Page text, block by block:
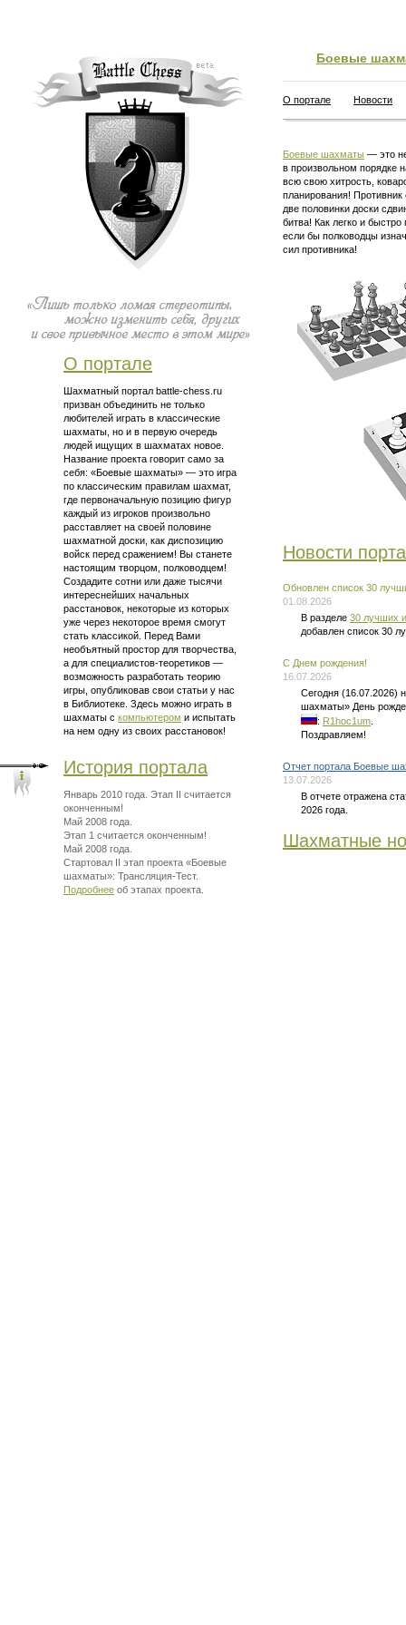
О портале
Шахматный портал battle-chess.ru
призван объединить не только
любителей играть в классические
шахматы, но и в первую очередь
людей ищущих в шахматах новое.
Название проекта говорит само за
себя: «Боевые шахматы» — это игра
по классическим правилам шахмат,
где первоначальную позицию фигур
каждый из игроков произвольно
расставляет на своей половине
шахматной доски, как диспозицию
войск перед сражением! Вы станете
настоящим творцом, полководцем!
Создадите сотни или даже тысячи
интереснейших начальных
расстановок, некоторые из которых
уже через некоторое время смогут
стать классикой. Перед Вами
необъятный простор для творчества,
а для специалистов-теоретиков —
возможность разработать теорию
игры, опубликовав свои статьи у нас
в Библиотеке. Здесь можно играть в
шахматы с компьютером и испытать
на нем одну из своих расстановок!
История портала
Январь 2010 года. Этап II считается
оконченным!
Май 2008 года.
Этап 1 считается оконченным!
Май 2008 года.
Стартовал II этап проекта «Боевые
шахматы»: Трансляция-Тест.
Подробнее об этапах проекта.
Боевые
О портале Новости
Боевые шахматы — это
в произвольном порядке
всю свою хитрость,
планирования!
две половинки доски
битва! Как легко и
если бы полководцы
сил противника!
Новости
Обновлен список 30
01.08.2026
В разделе 30 лучших
добавлен список 30
C Днем рождения!
16.07.2026
Сегодня (16.07.2026)
шахматы» День
: R1hoc1um
Поздравляем!
Отчет портала Боевые
13.07.2026
В отчете отражена
2026 года.
Шахматные